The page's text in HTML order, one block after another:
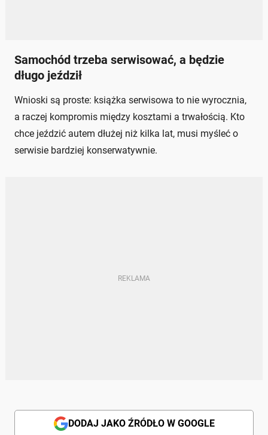
Samochód trzeba serwisować, a będzie
długo jeździł
Wnioski są proste: książka serwisowa to nie wyrocznia,
a raczej kompromis między kosztami a trwałością. Kto
chce jeździć autem dłużej niż kilka lat, musi myśleć o
serwisie bardziej konserwatywnie.
DODAJ JAKO ŹRÓDŁO W GOOGLE